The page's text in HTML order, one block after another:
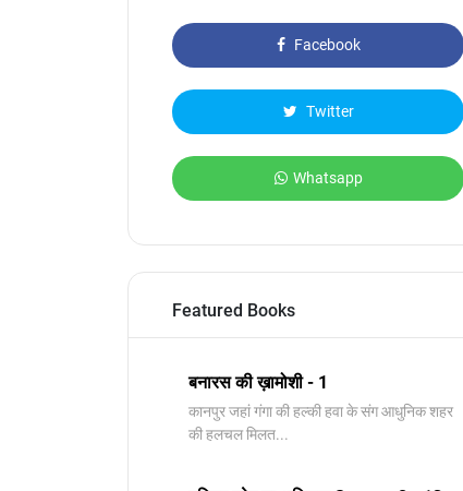
Facebook
Twitter
Whatsapp
Featured Books
बनारस की ख़ामोशी - 1
कानपुर जहां गंगा की हल्की हवा के संग आधुनिक शहर
की हलचल मिलत...